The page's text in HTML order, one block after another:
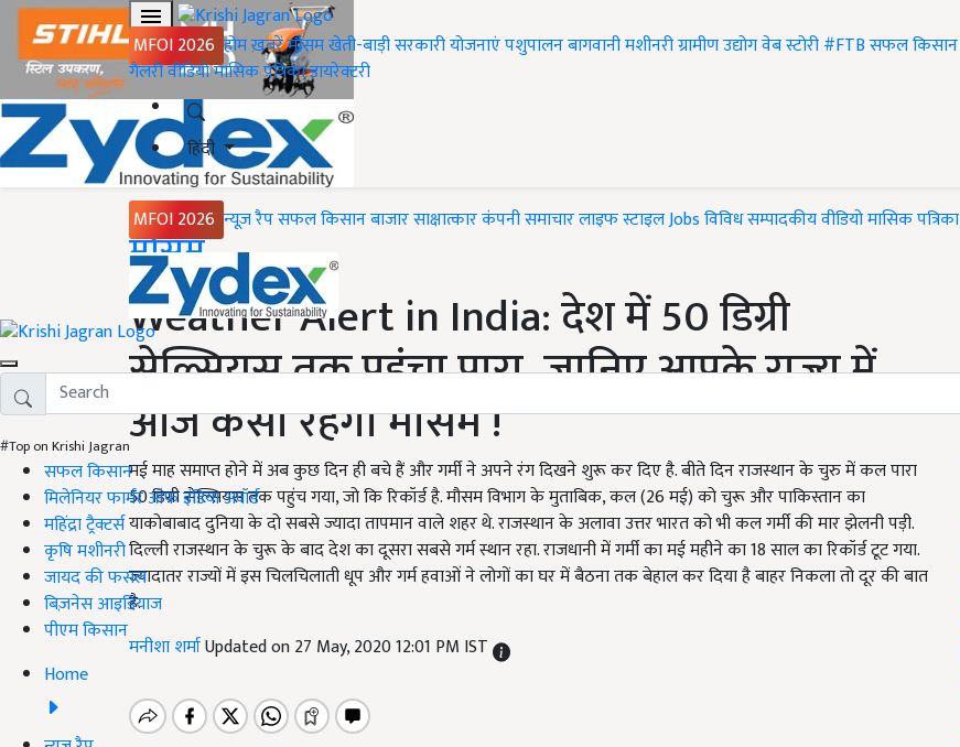
MFOI 2026 होमख़बरेंमौसमखेती-बाड़ीसरकारी योजनाएंपशुपालनबागवानीमशीनरीग्रामीण उद्योगवेब स्टोरी#FTBसफल किसान
गैलरीवीडियोमासिक पत्रिकाडायरेक्टरी
हिंदी
MFOI 2026 न्यूज़ रैपसफल किसानबाजारसाक्षात्कारकंपनी समाचारलाइफ स्टाइलJobsविविधसम्पादकीयवीडियोमासिक पत्रिका
#Top on Krishi Jagran
सफल किसान
मिलेनियर फार्मर ऑफ इंडिया अवॉर्ड
महिंद्रा ट्रैक्टर्स
कृषि मशीनरी
जायद की फसल
बिज़नेस आइडियाज
पीएम किसान
Home
Home
मौसम
Weather Alert in India: देश में 50 डिग्री
सेल्सियस तक पहुंचा पारा, जानिए आपके राज्य में
आज कैसा रहेगा मौसम !
मई माह समाप्त होने में अब कुछ दिन ही बचे हैं और गर्मी ने अपने रंग दिखने शुरू कर दिए है. बीते दिन राजस्थान के चुरु में कल पारा
50 डिग्री सेल्सियस तक पहुंच गया, जो कि रिकॉर्ड है. मौसम विभाग के मुताबिक, कल (26 मई) को चुरू और पाकिस्तान का
याकोबाबाद दुनिया के दो सबसे ज्यादा तापमान वाले शहर थे. राजस्थान के अलावा उत्तर भारत को भी कल गर्मी की मार झेलनी पड़ी.
दिल्ली राजस्थान के चुरू के बाद देश का दूसरा सबसे गर्म स्थान रहा. राजधानी में गर्मी का मई महीने का 18 साल का रिकॉर्ड टूट गया.
ज्यादातर राज्यों में इस चिलचिलाती धूप और गर्म हवाओं ने लोगों का घर में बैठना तक बेहाल कर दिया है बाहर निकला तो दूर की बात
है.
मनीशा शर्माUpdated on 27 May, 2020 12:01 PM IST